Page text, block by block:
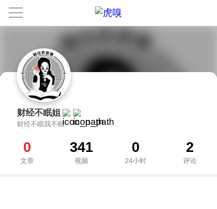
财经不眠姐
财经不眠我不眠
0
文章
341
视频
0
24小时
2
评论